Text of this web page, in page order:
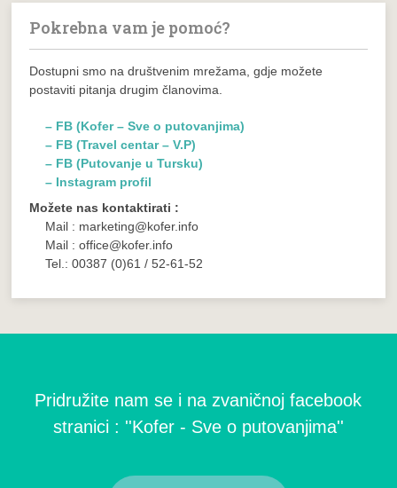
Pokrebna vam je pomoć?
Dostupni smo na društvenim mrežama, gdje možete
postaviti pitanja drugim članovima.
– FB (Kofer – Sve o putovanjima)
– FB (Travel centar – V.P)
– FB (Putovanje u Tursku)
– Instagram profil
Možete nas kontaktirati :
Mail : marketing@kofer.info
Mail : office@kofer.info
Tel.: 00387 (0)61 / 52-61-52
Pridružite nam se i na zvaničnoj facebook
stranici : ''Kofer - Sve o putovanjima''